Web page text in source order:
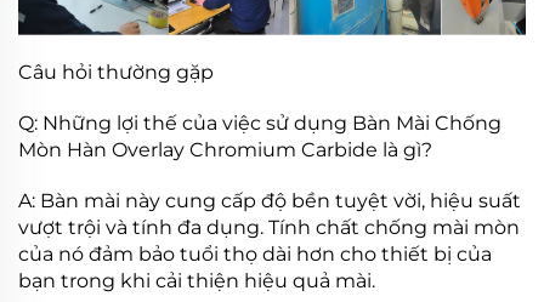
Câu hỏi thường gặp
Q: Những lợi thế của việc sử dụng Bàn Mài Chống
Mòn Hàn Overlay Chromium Carbide là gì?
A: Bàn mài này cung cấp độ bền tuyệt vời, hiệu suất
vượt trội và tính đa dụng. Tính chất chống mài mòn
của nó đảm bảo tuổi thọ dài hơn cho thiết bị của
bạn trong khi cải thiện hiệu quả mài.